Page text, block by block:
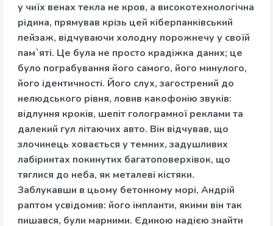
у чиїх венах текла не кров, а високотехнологічна
рідина, прямував крізь цей кіберпанківський
пейзаж, відчуваючи холодну порожнечу у своїй
пам`яті. Це була не просто крадіжка даних; це
було пограбування його самого, його минулого,
його ідентичності. Його слух, загострений до
нелюдського рівня, ловив какофонію звуків:
відлуння кроків, шепіт голограмної реклами та
далекий гул літаючих авто. Він відчував, що
злочинець ховається у темних, задушливих
лабіринтах покинутих багатоповерхівок, що
тяглися до неба, як металеві кістяки.
Заблукавши в цьому бетонному морі, Андрій
раптом усвідомив: його імпланти, якими він так
пишався, були марними. Єдиною надією знайти